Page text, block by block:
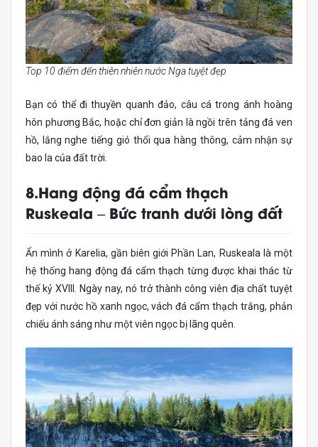
Top 10 điểm đến thiên nhiên nước Nga tuyệt đẹp
Bạn có thể đi thuyền quanh đảo, câu cá trong ánh hoàng
hôn phương Bắc, hoặc chỉ đơn giản là ngồi trên tảng đá ven
hồ, lắng nghe tiếng gió thổi qua hàng thông, cảm nhận sự
bao la của đất trời.
8.Hang động đá cẩm thạch
Ruskeala – Bức tranh dưới lòng đất
Ẩn mình ở Karelia, gần biên giới Phần Lan, Ruskeala là một
hệ thống hang động đá cẩm thạch từng được khai thác từ
thế kỷ XVIII. Ngày nay, nó trở thành công viên địa chất tuyệt
đẹp với nước hồ xanh ngọc, vách đá cẩm thạch trắng, phản
chiếu ánh sáng như một viên ngọc bị lãng quên.